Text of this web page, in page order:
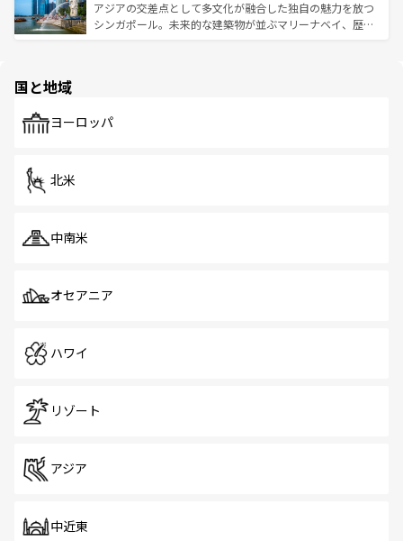
が待っている。親しみやすいタイの人々、仏教を中心とし
た文化、そして多様な観光資源が、訪れる旅人を魅了し続
ており、効率よく見どころを回れるのも魅力。息をのむよ
うな絶景から文化的な体験まで、香港を存分に楽しみ尽く
アジアの交差点として多文化が融合した独自の魅力を放つ
シンガポール。未来的な建築物が並ぶマリーナベイ、歴史
で、ホーカーズは地元の風情を楽しめる外せないスポット
国と地域
ヨーロッパ
北米
中南米
オセアニア
ハワイ
リゾート
アジア
中近東